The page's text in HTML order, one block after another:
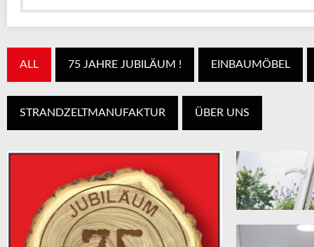
ALL 75 JAHRE JUBILÄUM ! EINBAUMÖBEL
STRANDZELTMANUFAKTUR ÜBER UNS